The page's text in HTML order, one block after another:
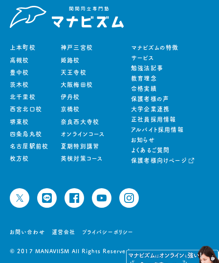
上本町校
高槻校
豊中校
茨木校
北千里校
西宮北口校
堺東校
四条烏丸校
名古屋駅前校
枚方校
神戸三宮校
姫路校
天王寺校
大阪梅田校
伊丹校
京橋校
奈良西大寺校
オンラインコース
夏期特別講習
英検対策コース
マナビズムの特徴
サービス
勉強法記事
教育理念
合格実績
保護者様の声
大学企業連携
正社員採用情報
アルバイト採用情報
お知らせ
よくあるご質問
保護者様向けページ
お問い合わせ 運営会社 プライバシーポリシー
© 2017 MANAVIISM All Rights Reserved.